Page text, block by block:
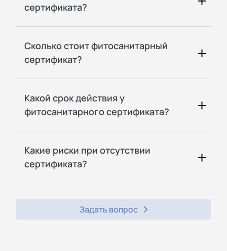
сертификата?
Сколько стоит фитосанитарный
сертификат?
Какой срок действия у
фитосанитарного сертификата?
Какие риски при отсутствии
сертификата?
Задать вопрос